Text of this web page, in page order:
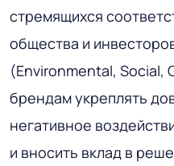
стремящихся
общества и
(Environmental, Social,
брендам укреплять
негативное
и вносить вклад в